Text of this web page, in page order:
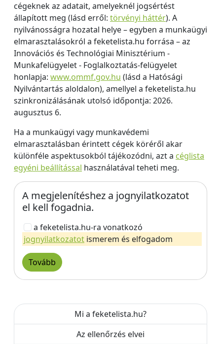
cégeknek az adatait, amelyeknél jogsértést
állapított meg (lásd erről: törvényi háttér). A
nyilvánosságra hozatal helye – egyben a munkaügyi
elmarasztalásokról a feketelista.hu forrása – az
Innovációs és Technológiai Minisztérium -
Munkafelügyelet - Foglalkoztatás-felügyelet
honlapja: www.ommf.gov.hu (lásd a Hatósági
Nyilvántartás aloldalon), amellyel a feketelista.hu
szinkronizálásának utolsó időpontja: 2026.
augusztus 6.
Ha a munkaügyi vagy munkavédemi
elmarasztalásban érintett cégek köréről akar
különféle aspektusokból tájékozódni, azt a céglista
egyéni beállítással használatával teheti meg.
A megjelenítéshez a jognyilatkozatot
el kell fogadnia.
a feketelista.hu-ra vonatkozó
jognyilatkozatot ismerem és elfogadom
Tovább
Mi a feketelista.hu?
Az ellenőrzés elvei